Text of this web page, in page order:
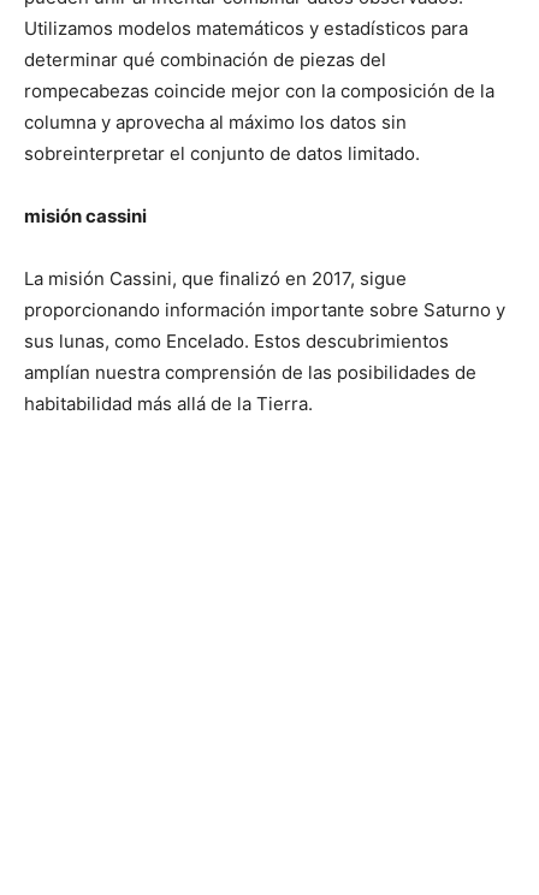
Utilizamos modelos matemáticos y estadísticos para
determinar qué combinación de piezas del
rompecabezas coincide mejor con la composición de la
columna y aprovecha al máximo los datos sin
sobreinterpretar el conjunto de datos limitado.
misión cassini
La misión Cassini, que finalizó en 2017, sigue
proporcionando información importante sobre Saturno y
sus lunas, como Encelado. Estos descubrimientos
amplían nuestra comprensión de las posibilidades de
habitabilidad más allá de la Tierra.